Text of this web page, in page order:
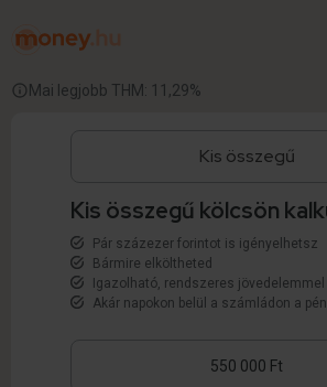
Mai legjobb THM: 11,29%
Kis összegű kölcsön
Pár százezer forintot is igényelhetsz
Bármire elköltheted
Igazolható, rendszeres jövedelemmel
Akár napokon belül a számládon a